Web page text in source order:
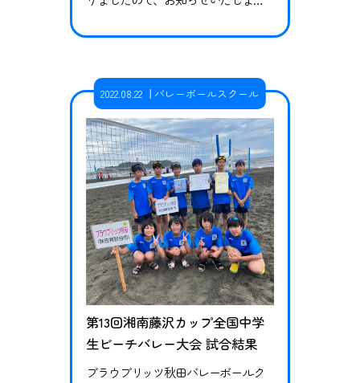
クラス 16時20分～17時20分 1・2・3年
オンモール秋田 3階 イオンホール（秋
田市御所野地蔵田1丁目1−1） イオン
モール秋田 フロアガイドはこちら 体
験について ブラウブリッツ秋…
2022.08.22 バレーボールスクール
第13回湘南藤沢カップ全国中学
生ビーチバレー大会 試合結果
ブラウブリッツ秋田バレーボールク